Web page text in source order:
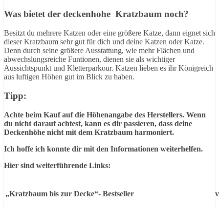
Was bietet der deckenhohe Kratzbaum noch?
Besitzt du mehrere Katzen oder eine größere Katze, dann eignet sich
dieser Kratzbaum sehr gut für dich und deine Katzen oder Katze.
Denn durch seine größere Ausstattung, wie mehr Flächen und
abwechslungsreiche Funtionen, dienen sie als wichtiger
Aussichtspunkt und Kletterparkour. Katzen lieben es ihr Königreich
aus luftigen Höhen gut im Blick zu haben.
Tipp:
Achte beim Kauf auf die Höhenangabe des Herstellers. Wenn
du nicht darauf achtest, kann es dir passieren, dass deine
Deckenhöhe nicht mit dem Kratzbaum harmoniert.
Ich hoffe ich konnte dir mit den Informationen weiterhelfen.
Hier sind weiterführende Links:
„Kratzbaum bis zur Decke“- Bestseller